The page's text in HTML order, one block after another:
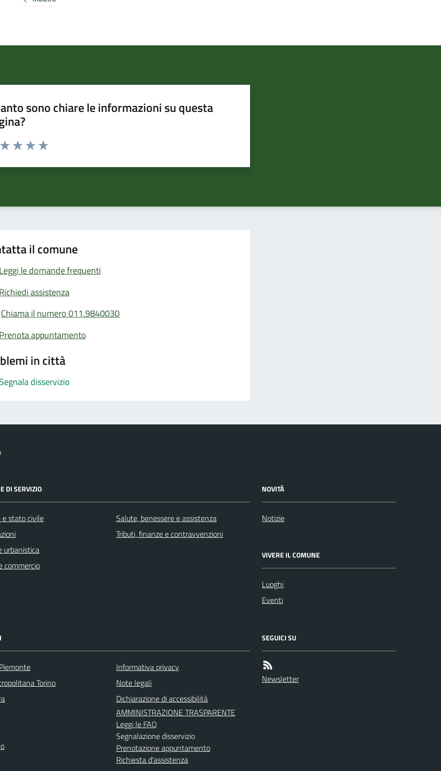
sono chiare le informazioni su questa
da 1 a 5 stelle la pagina
il comune
le domande frequenti
assistenza
Chiama il numero 011.9840030
appuntamento
in città
disservizio
DI SERVIZIO
e stato civile
urbanistica
commercio
Salute, benessere e assistenza
Tributi, finanze e contravvenzioni
NOVITÀ
Notizie
VIVERE IL COMUNE
Luoghi
Eventi
Torino
Informativa privacy
Note legali
Dichiarazione di accessibilità
AMMINISTRAZIONE TRASPARENTE
Leggi le FAQ
Segnalazione disservizio
Prenotazione appuntamento
Richiesta d'assistenza
SEGUICI SU
Newsletter